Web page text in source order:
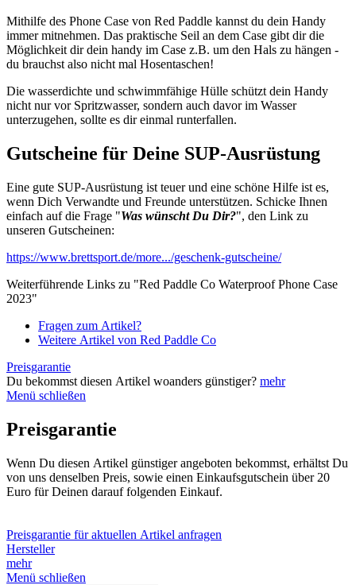
Mithilfe des Phone Case von Red Paddle kannst du dein Handy
immer mitnehmen. Das praktische Seil an dem Case gibt dir die
Möglichkeit dir dein handy im Case z.B. um den Hals zu hängen -
du brauchst also nicht mal Hosentaschen!
Die wasserdichte und schwimmfähige Hülle schützt dein Handy
nicht nur vor Spritzwasser, sondern auch davor im Wasser
unterzugehen, sollte es dir einmal runterfallen.
Gutscheine für Deine SUP-Ausrüstung
Eine gute SUP-Ausrüstung ist teuer und eine schöne Hilfe ist es,
wenn Dich Verwandte und Freunde unterstützen. Schicke Ihnen
einfach auf die Frage "Was wünscht Du Dir?", den Link zu
unseren Gutscheinen:
https://www.brettsport.de/more.../geschenk-gutscheine/
Weiterführende Links zu "Red Paddle Co Waterproof Phone Case
2023"
Fragen zum Artikel?
Weitere Artikel von Red Paddle Co
Preisgarantie
Du bekommst diesen Artikel woanders günstiger? mehr
Menü schließen
Preisgarantie
Wenn Du diesen Artikel günstiger angeboten bekommst, erhältst Du
von uns denselben Preis, sowie einen Einkaufsgutschein über 20
Euro für Deinen darauf folgenden Einkauf.
Preisgarantie für aktuellen Artikel anfragen
Hersteller
mehr
Menü schließen